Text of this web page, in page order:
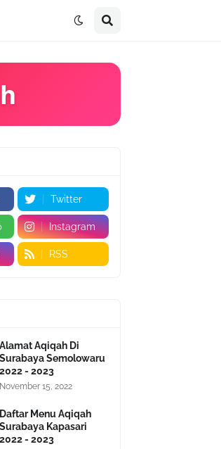
Twitter
Instagram
RSS
Alamat Aqiqah Di
Surabaya Semolowaru
2022 - 2023
November 15, 2022
Daftar Menu Aqiqah
Surabaya Kapasari
2022 - 2023